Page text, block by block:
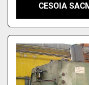
CESOIA